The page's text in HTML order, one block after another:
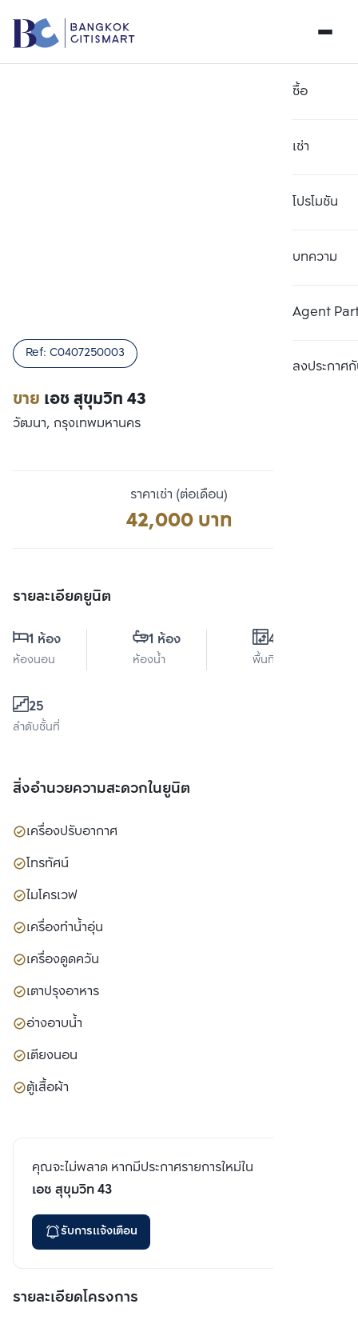
ซื้อ
เช่า
โปรโมชัน
บทความ
Agent
ลงประกาศกั
ขาย เอช สุขุมวิท 43
Ref: C0407250003
วัฒนา, กรุงเทพมหานคร
ราคาเช่า (ต่อเดือน)
42,000 บาท
รายละเอียดยูนิต
1 ห้อง
ห้องนอน
1 ห้อง
ห้องน้ำ
49 ตร.ม.
พื้นที่ใช้สอย
25
ลำดับชั้นที่
สิ่งอำนวยความสะดวกในยูนิต
เครื่องปรับอากาศ
โทรทัศน์
ไมโครเวฟ
เครื่องทำน้ำอุ่น
เครื่องดูดควัน
เตาปรุงอาหาร
อ่างอาบน้ำ
เตียงนอน
ตู้เสื้อผ้า
คุณจะไม่พลาด หากมีประกาศรายการใหม่ใน
เอช สุขุมวิท 43
รับการแจ้งเตือน
รายละเอียดโครงการ
เปรียบเทียบ